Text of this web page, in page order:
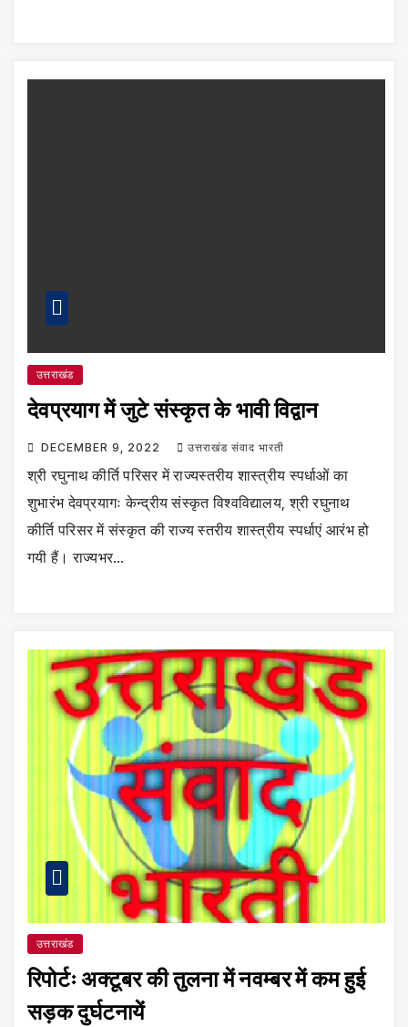
उत्तराखंड
देवप्रयाग में जुटे संस्कृत के भावी विद्वान
DECEMBER 9, 2022 उत्तराखंड संवाद भारती
श्री रघुनाथ कीर्ति परिसर में राज्यस्तरीय शास्त्रीय स्पर्धाओं का
शुभारंभ देवप्रयागः केन्द्रीय संस्कृत विश्वविद्यालय, श्री रघुनाथ
कीर्ति परिसर में संस्कृत की राज्य स्तरीय शास्त्रीय स्पर्धाएं आरंभ हो
गयी हैं। राज्यभर…
उत्तराखंड
रिपोर्टः अक्टूबर की तुलना में नवम्बर में कम हुई
सड़क दुर्घटनायें